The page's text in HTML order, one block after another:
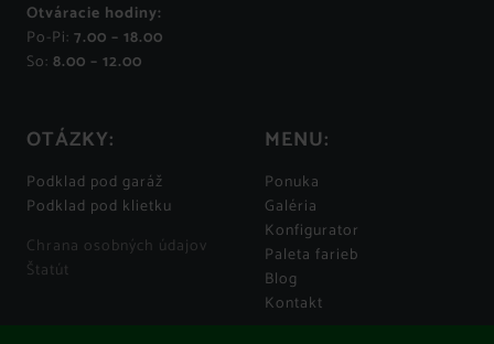
Otváracie hodiny:
Po-Pi: 7.00 – 18.00
So: 8.00 – 12.00
OTÁZKY:
Podklad pod garáž
Podklad pod klietku
Chrana osobných údajov
Štatút
MENU:
Ponuka
Galéria
Konfigurator
Paleta farieb
Blog
Kontakt